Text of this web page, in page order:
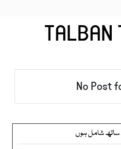
TALBAN
No Post
شامل ہوں